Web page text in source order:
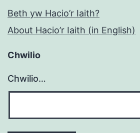
Beth yw Hacio’r Iaith?
About Hacio’r Iaith (in English)
Chwilio
Chwilio…